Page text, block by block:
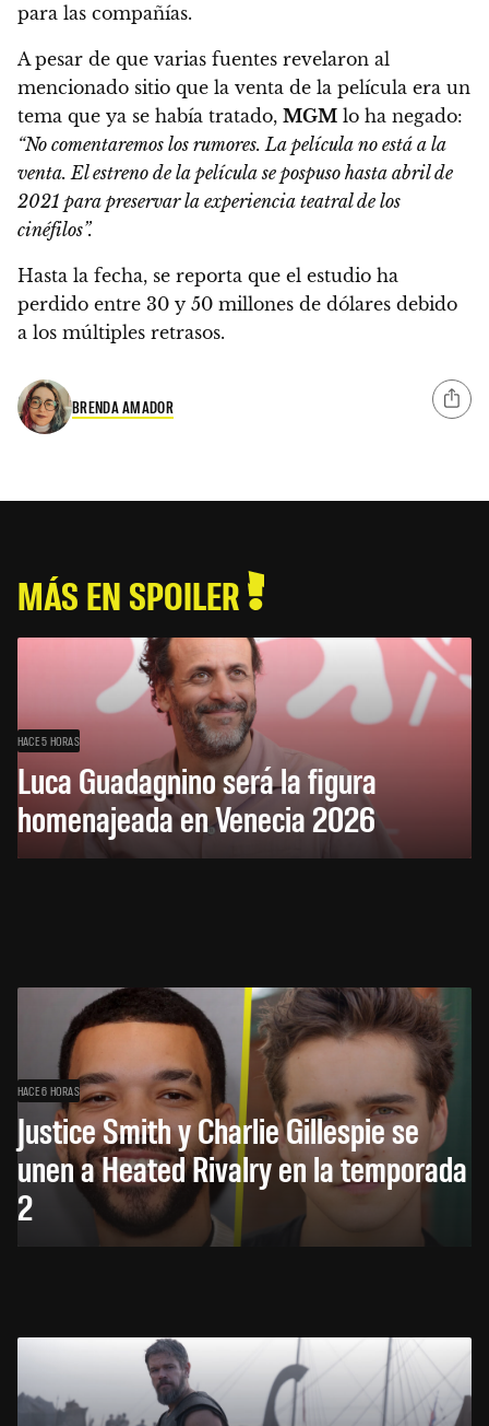
para las compañías.
A pesar de que varias fuentes revelaron al
mencionado sitio que la venta de la película era un
tema que ya se había tratado, MGM lo ha negado:
“No comentaremos los rumores. La película no está a la
venta. El estreno de la película se pospuso hasta abril de
2021 para preservar la experiencia teatral de los
cinéfilos”.
Hasta la fecha, se reporta que el estudio ha
perdido entre 30 y 50 millones de dólares debido
a los múltiples retrasos.
BRENDA AMADOR
MÁS EN SPOILER
HACE 5 HORAS
Luca Guadagnino será la figura
homenajeada en Venecia 2026
HACE 6 HORAS
Justice Smith y Charlie Gillespie se
unen a Heated Rivalry en la temporada
2